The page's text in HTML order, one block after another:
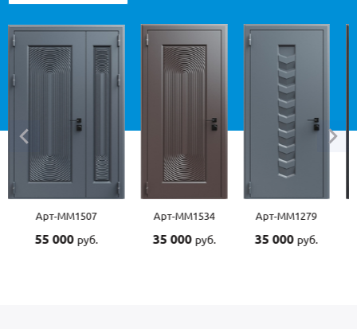
Арт-ММ1534
35 000руб.
Арт-ММ1279
35 000руб.
Арт-ММ1570
45 000руб.